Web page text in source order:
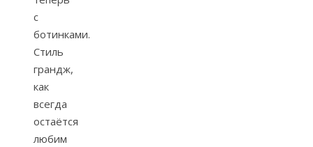
с
ботинками.
Стиль
грандж,
как
всегда
остаётся
любим